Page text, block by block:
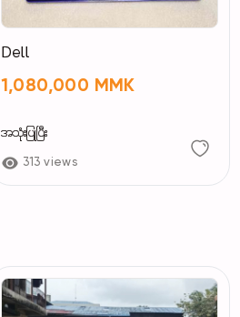
Dell
1,080,000 MMK
အသုံးပြုပြီး
313 views